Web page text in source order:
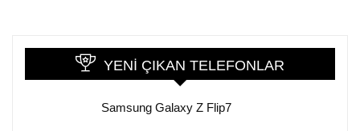
YENI ÇIKAN TELEFONLAR
Samsung Galaxy Z Flip7